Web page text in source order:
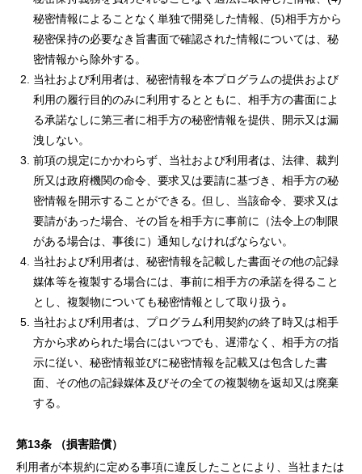
秘密情報によることなく単独で開発した情報、(5)相手方から
秘密保持の必要なき旨書面で確認された情報については、秘
密情報から除外する。
当社および利用者は、秘密情報を本プログラムの提供および
利用の履行目的のみに利用するとともに、相手方の書面によ
る承諾なしに第三者に相手方の秘密情報を提供、開示又は漏
洩しない。
前項の規定にかかわらず、当社および利用者は、法律、裁判
所又は政府機関の命令、要求又は要請に基づき、相手方の秘
密情報を開示することができる。但し、当該命令、要求又は
要請があった場合、その旨を相手方に事前に（法令上の制限
がある場合は、事後に）通知しなければならない。
当社および利用者は、秘密情報を記載した書面その他の記録
媒体等を複製する場合には、事前に相手方の承諾を得ること
とし、複製物についても秘密情報として取り扱う｡
当社および利用者は、プログラム利用契約の終了時又は相手
方から求められた場合にはいつでも、遅滞なく、相手方の指
示に従い、秘密情報並びに秘密情報を記載又は包含した書
面、その他の記録媒体及びその全ての複製物を返却又は廃棄
する。
第13条
（損害賠償）
利用者が本規約に定める事項に違反したことにより、当社または